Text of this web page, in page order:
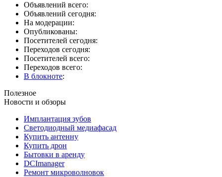
Объявлений всего:
Объявлений сегодня:
На модерации:
Опубликованы:
Посетителей сегодня:
Переходов сегодня:
Посетителей всего:
Переходов всего:
В блокноте:
Полезное
Новости и обзоры
Имплантация зубов
Светодиодный медиафасад
Купить антенну
Купить дрон
Бытовки в аренду
DCImanager
Ремонт микроволновок